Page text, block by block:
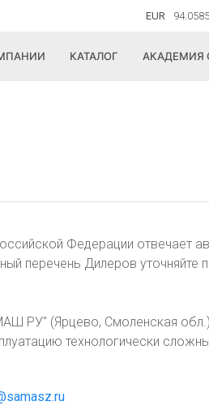
EUR
КАТАЛОГ АКАДЕМИЯ
Федерации отвечает
перечень Дилеров уточняйте
РУ" (Ярцево, Смоленская
технологически